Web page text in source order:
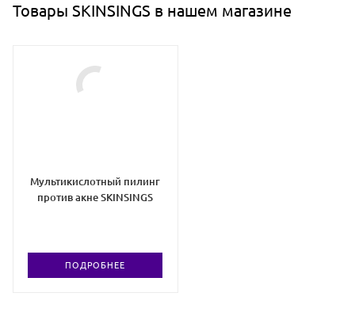
Товары SKINSINGS в нашем магазине
Мультикислотный пилинг
против акне SKINSINGS
ПОДРОБНЕЕ